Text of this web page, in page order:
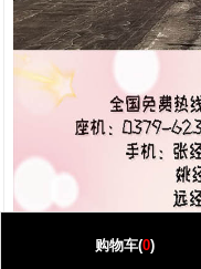
购物车(0)